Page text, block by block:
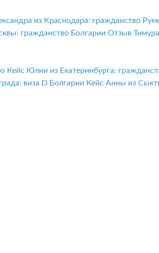
из Краснодара: гражданство
гражданство Болгарии Отзыв
Кейс Юлии из Екатеринбурга:
виза D Болгарии Кейс Анны из